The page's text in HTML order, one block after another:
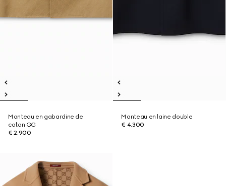
Manteau en gabardine de
coton GG
€ 2.900
Manteau en laine double
€ 4.300